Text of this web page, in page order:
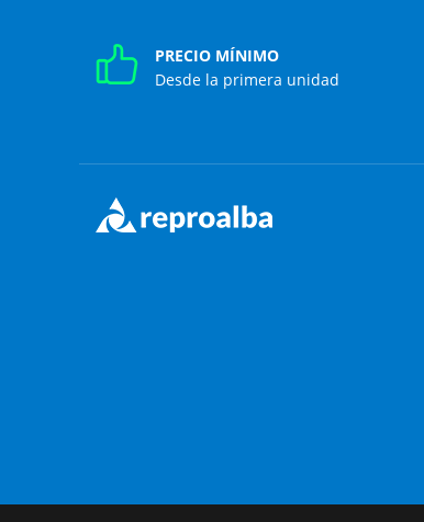
PRECIO MÍNIMO
Desde la primera unidad